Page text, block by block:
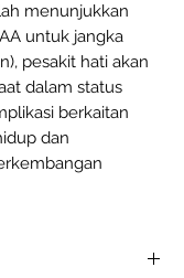
menunjukkan
untuk jangka
pesakit hati akan
dalam status
berkaitan
dan